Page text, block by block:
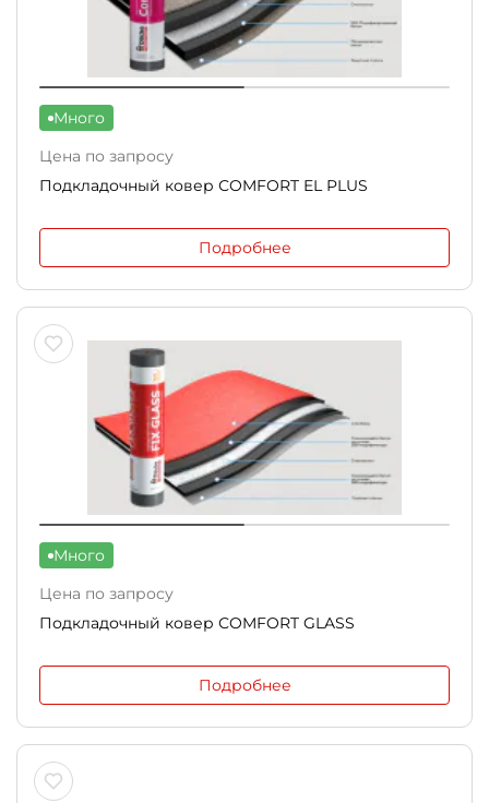
Много
Цена по запросу
Подкладочный ковер СOMFORT EL PLUS
Подробнее
Много
Цена по запросу
Подкладочный ковер СOMFORT GLASS
Подробнее